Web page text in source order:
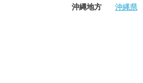
沖縄地方
沖縄県